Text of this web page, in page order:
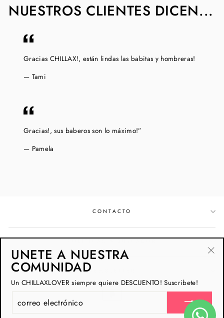
NUESTROS CLIENTES DICEN...
Gracias CHILLAX!, están lindas las babitas y hombreras!
Tami
Gracias!, sus baberos son lo máximo!”
Pamela
CONTACTO
NEWSLETTER
UNETE A NUESTRA
COMUNIDAD
Un CHILLAXLOVER siempre quiere DESCUENTO! Suscribete!
ELECTRÓNICO